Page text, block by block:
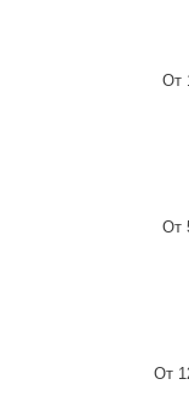
От
От
От